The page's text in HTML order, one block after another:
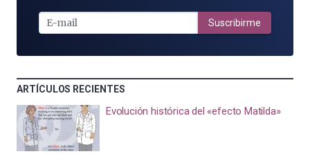
MAIL
Suscribirme
ARTÍCULOS RECIENTES
Evolución histórica del «efecto Matilda»